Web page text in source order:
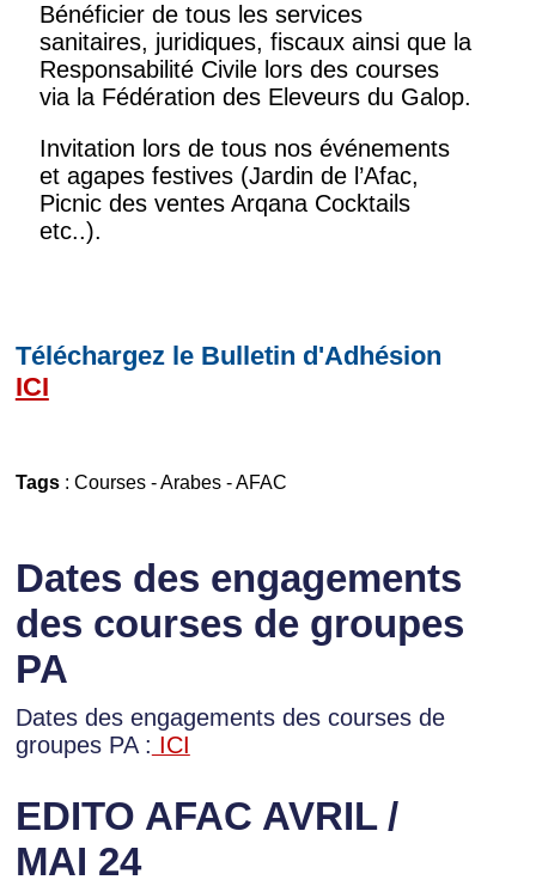
Bénéficier de tous les services
sanitaires, juridiques, fiscaux ainsi que la
Responsabilité Civile lors des courses
via la Fédération des Eleveurs du Galop.
Invitation lors de tous nos événements
et agapes festives (Jardin de l’Afac,
Picnic des ventes Arqana Cocktails
etc..).
Téléchargez le Bulletin d'Adhésion
ICI
Tags: Courses-Arabes-AFAC
Dates des engagements
des courses de groupes
PA
Dates des engagements des courses de
groupes PA : ICI
EDITO AFAC AVRIL /
MAI 24